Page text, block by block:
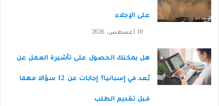
على الإجلاء
10 أغسطس، 2026
هل يمكنك الحصول على تأشيرة العمل عن
بُعد في إسبانيا؟ إجابات عن 12 سؤالا مهما
قبل تقديم الطلب